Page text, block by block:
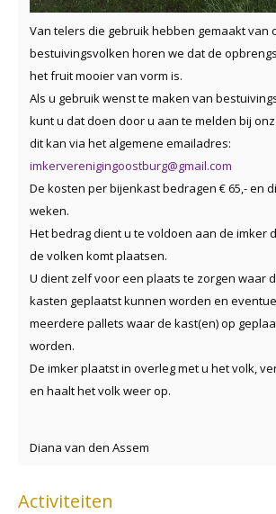
Van telers die gebruik hebben gemaakt van
bestuivingsvolken horen we dat de
het fruit mooier van vorm is.
Als u gebruik wenst te maken van
kunt u dat doen door u aan te melden bij
dit kan via het algemene emailadres:
imkerverenigingoostburg@gmail.com
De kosten per bijenkast bedragen € 65,- en
weken.
Het bedrag dient u te voldoen aan de imker
de volken komt plaatsen.
U dient zelf voor een plaats te zorgen waar
kasten geplaatst kunnen worden en
meerdere pallets waar de kast(en) op
worden.
De imker plaatst in overleg met u het volk,
en haalt het volk weer op.
Diana van den Assem
Activiteiten